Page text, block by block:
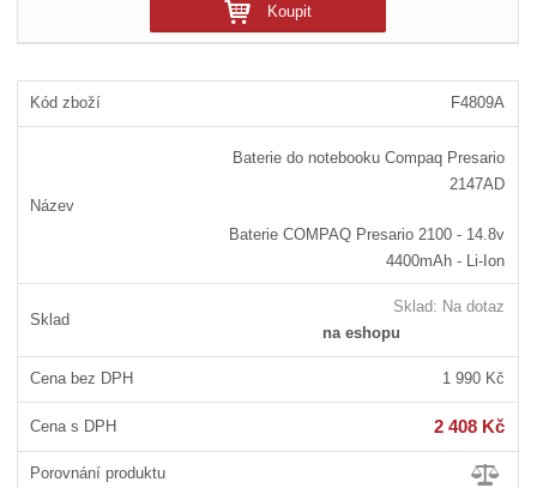
Koupit
F4809A
Baterie do notebooku Compaq Presario
2147AD
Baterie COMPAQ Presario 2100 - 14.8v
4400mAh - Li-Ion
Sklad: Na dotaz
na eshopu
1 990 Kč
2 408 Kč